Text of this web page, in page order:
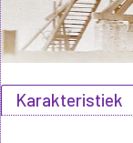
Karakteristiek